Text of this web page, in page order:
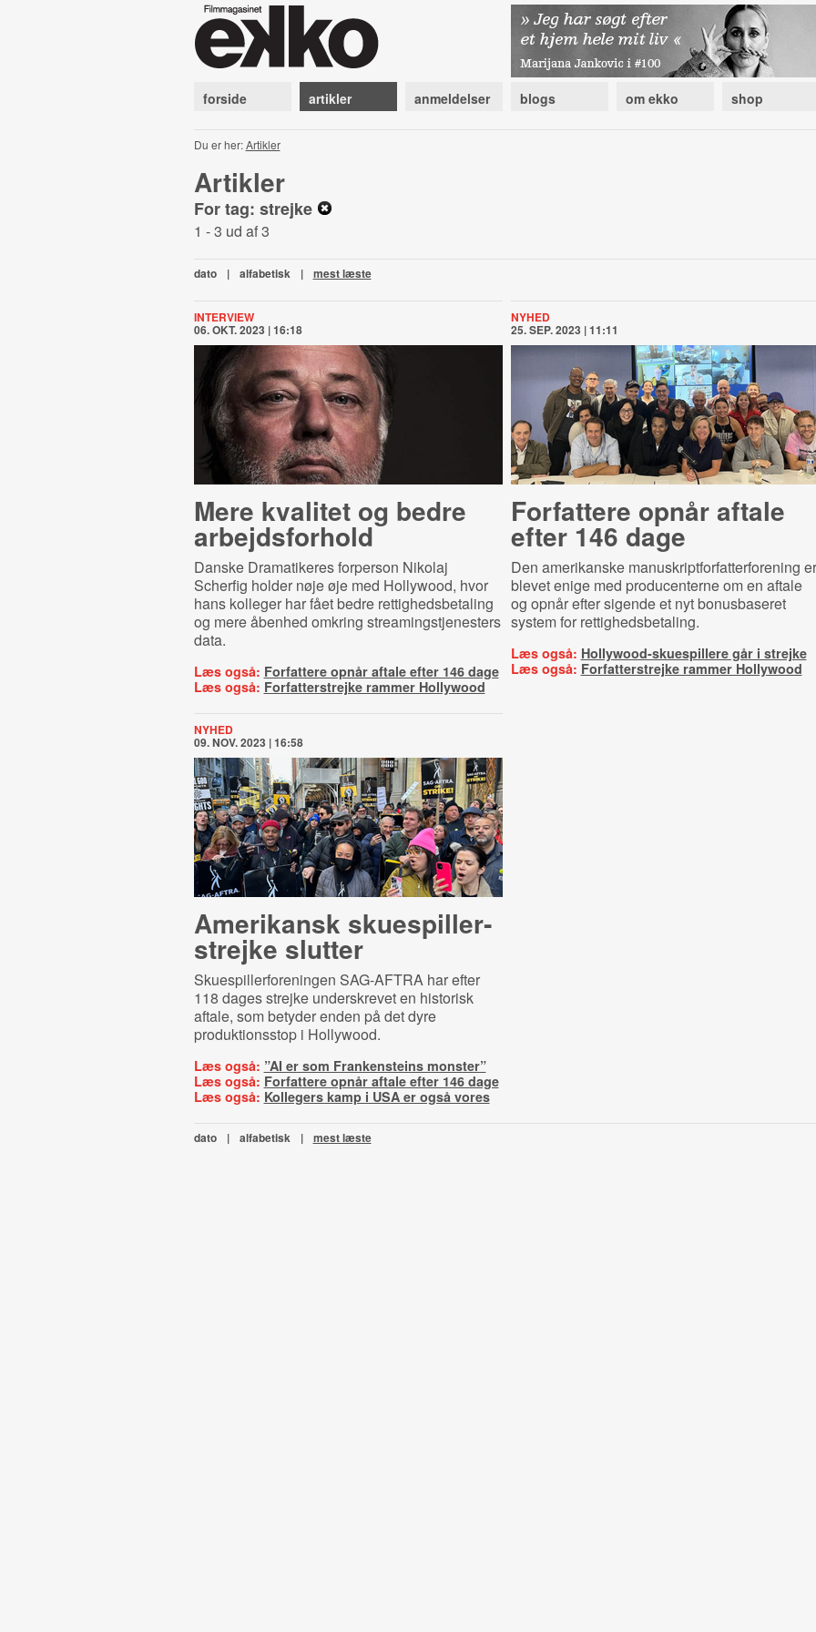
forside artikler anmeldelser blogs om ekko shop
Du er her:Artikler
Artikler
For tag: strejke
1 - 3 ud af 3
dato | alfabetisk | mest læste
INTERVIEW
06. OKT. 2023 | 16:18
Mere kvalitet og bedre
arbejdsforhold
Danske Dramatikeres forperson Nikolaj
Scherfig holder nøje øje med Hollywood, hvor
hans kolleger har fået bedre rettighedsbetaling
og mere åbenhed omkring streamingstjenesters
data.
Læs også: Forfattere opnår aftale efter 146 dage
Læs også: Forfatterstrejke rammer Hollywood
NYHED
25. SEP. 2023 | 11:11
Forfattere opnår aftale
efter 146 dage
Den amerikanske manuskriptforfatterforening er
blevet enige med producenterne om en aftale
og opnår efter sigende et nyt bonusbaseret
system for rettighedsbetaling.
Læs også: Hollywood-skuespillere går i strejke
Læs også: Forfatterstrejke rammer Hollywood
NYHED
09. NOV. 2023 | 16:58
Amerikansk sku­e­spil­ler­
strej­ke slutter
Skuespillerforeningen SAG-AFTRA har efter
118 dages strejke underskrevet en historisk
aftale, som betyder enden på det dyre
produktionsstop i Hollywood.
Læs også: ”AI er som Frankensteins monster”
Læs også: Forfattere opnår aftale efter 146 dage
Læs også: Kollegers kamp i USA er også vores
dato | alfabetisk | mest læste